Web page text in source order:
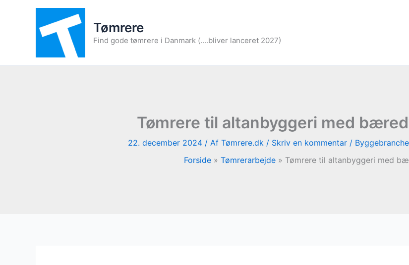
Tømrere
Find gode tømrere i Danmark (....bliver lanceret 2027)
Tømrere til altanbyggeri med
22. december 2024 / Af Tømrere.dk / Skriv en kommentar /
Forside
Tømrerarbejde Tømrere til altanbyggeri med